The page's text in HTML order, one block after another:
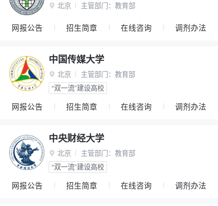
 北京 主管部门： 教育部
网报公告 招生简章 在线咨询 调剂办法
中国传媒大学
 北京 主管部门： 教育部
“双一流”建设高校
网报公告 招生简章 在线咨询 调剂办法
中央财经大学
 北京 主管部门： 教育部
“双一流”建设高校
网报公告 招生简章 在线咨询 调剂办法